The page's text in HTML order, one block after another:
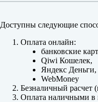
Доступны следующие
Оплата онлайн:
банковские
Qiwi Кошелек,
Яндекс Деньги,
WebMoney
Безналичный расчет
Оплата наличными в